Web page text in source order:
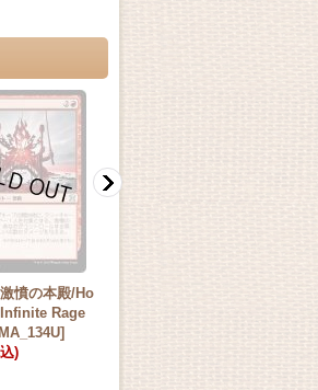
激憤の本殿/Ho
Rage
)
在